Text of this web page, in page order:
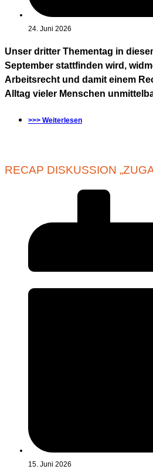
24. Juni 2026
Unser dritter Thementag in
September stattfinden wird,
Arbeitsrecht und damit einem
Alltag vieler Menschen
>>> Weiterlesen
RECAP DISKUSSION
15. Juni 2026